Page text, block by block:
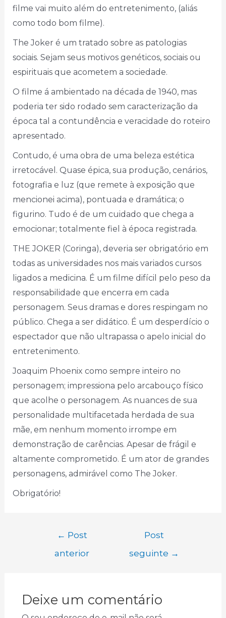
filme vai muito além do entretenimento, (aliás
como todo bom filme).
The Joker é um tratado sobre as patologias
sociais. Sejam seus motivos genéticos, sociais ou
espirituais que acometem a sociedade.
O filme á ambientado na década de 1940, mas
poderia ter sido rodado sem caracterização da
época tal a contundência e veracidade do roteiro
apresentado.
Contudo, é uma obra de uma beleza estética
irretocável. Quase épica, sua produção, cenários,
fotografia e luz (que remete à exposição que
mencionei acima), pontuada e dramática; o
figurino. Tudo é de um cuidado que chega a
emocionar; totalmente fiel à época registrada.
THE JOKER (Coringa), deveria ser obrigatório em
todas as universidades nos mais variados cursos
ligados a medicina. É um filme difícil pelo peso da
responsabilidade que encerra em cada
personagem. Seus dramas e dores respingam no
público. Chega a ser didático. É um desperdício o
espectador que não ultrapassa o apelo inicial do
entretenimento.
Joaquim Phoenix como sempre inteiro no
personagem; impressiona pelo arcabouço físico
que acolhe o personagem. As nuances de sua
personalidade multifacetada herdada de sua
mãe, em nenhum momento irrompe em
demonstração de carências. Apesar de frágil e
altamente comprometido. É um ator de grandes
personagens, admirável como The Joker.
Obrigatório!
← Post
anterior
Post
seguinte →
Deixe um comentário